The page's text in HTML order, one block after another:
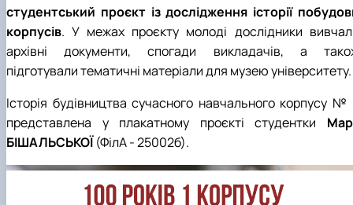
До Дня Державного Прапора України
(23.08.2025)
Ялинкові прикраси (25.12.2024)
1938 рік
1948 рік
1957 рік
1959 рік
1966 рік
1968 рік
1969 рік
1975 рік
1979 рік
1977 рік
студентський проєкт із дослідження історії
корпусів. У межах проєкту молоді дослідники
архівні документи, спогади викладачів, а
підготували тематичні матеріали для музею університету.
Історія будівництва сучасного навчального корпусу №
представлена у плакатному проєкті студентки
БІШАЛЬСЬКОЇ(ФілА - 25002б).